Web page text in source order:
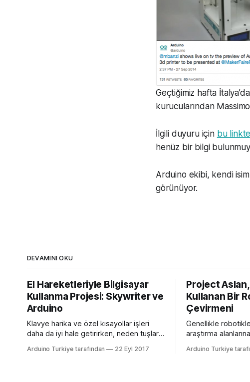
Geçtiğimiz hafta
kurucularından
İlgili duyuru için bu
henüz bir bilgi
Arduino ekibi, kendi
görünüyor.
DEVAMINI OKU
El Hareketleriyle Bilgisayar
Kullanma Projesi: Skywriter ve
Arduino
Klavye harika ve özel kısayollar işleri
daha da iyi hale getirirken, neden tuşları
bilgisayarınızı kontrol etmeyelim?
Arduino Turkiye tarafından 22 Eyl 2017
Project
Kullanan Bir
Çevirmeni
Genellikle
araştırma
yaşamda da
Arduino Turkiye